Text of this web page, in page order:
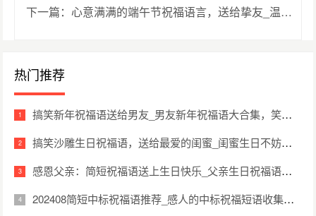
语（精选48句）
福_智慧分享：让你在无法出席婚礼时，用心传递祝福
下一篇：心意满满的端午节祝福语言，送给挚友_温馨
热门推荐
搞笑新年祝福语送给男友_男友新年祝福语大合集，笑翻全场（精选49句）
搞笑沙雕生日祝福语，送给最爱的闺蜜_闺蜜生日不妨试试这些逗趣祝福语（精选28句）
感恩父亲：简短祝福语送上生日快乐_父亲生日祝福语集锦：简短而有心意（精选30句）
202408简短中标祝福语推荐_感人的中标祝福短语收集（精选33句）